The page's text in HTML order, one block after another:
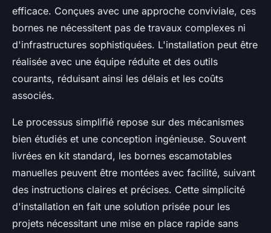
efficace. Conçues avec une approche conviviale, ces
bornes ne nécessitent pas de travaux complexes ni
d'infrastructures sophistiquées. L'installation peut être
réalisée avec une équipe réduite et des outils
courants, réduisant ainsi les délais et les coûts
associés.
Le processus simplifié repose sur des mécanismes
bien étudiés et une conception ingénieuse. Souvent
livrées en kit standard, les bornes escamotables
manuelles peuvent être montées avec facilité, suivant
des instructions claires et précises. Cette simplicité
d'installation en fait une solution prisée pour les
projets nécessitant une mise en place rapide sans